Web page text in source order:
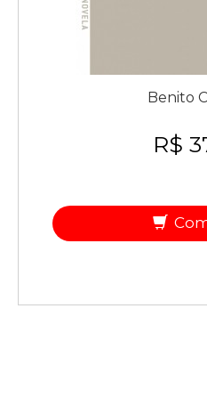
Benito
R$